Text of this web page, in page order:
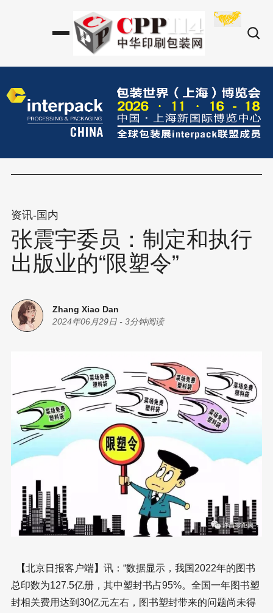
资讯-国内
张震宇委员：制定和执行
出版业的“限塑令”
Zhang Xiao Dan
2024年06月29日 - 3分钟阅读
【北京日报客户端】 讯：“数据显示，我国2022年的图书
总印数为127.5亿册，其中塑封书占95%。全国一年图书塑
封相关费用达到30亿元左右，图书塑封带来的问题尚未得